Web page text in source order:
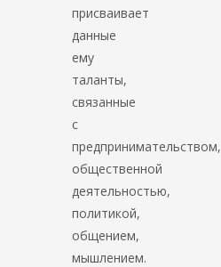
присваивает
данные
ему
таланты,
связанные
с
предпринимательством,
общественной
деятельностью,
политикой,
общением,
мышлением.